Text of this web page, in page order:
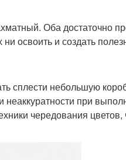
Оба достаточно
освоить и создать
сплести небольшую
при
чередования цветов,